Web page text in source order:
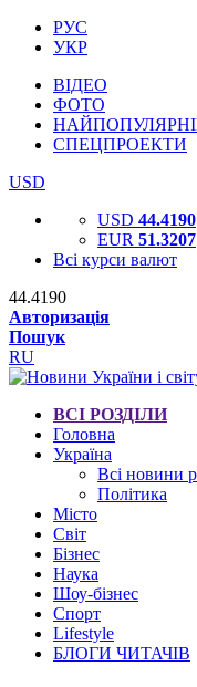
РУС
УКР
ВІДЕО
ФОТО
СПЕЦПРОЕКТИ
USD
USD 44.4190
EUR 51.3207
Всі курси валют
44.4190
Авторизація
Пошук
RU
ВСІ РОЗДІЛИ
Головна
Україна
Всі новини
Політика
Місто
Світ
Бізнес
Наука
Шоу-бізнес
Спорт
Lifestyle
БЛОГИ ЧИТАЧІВ